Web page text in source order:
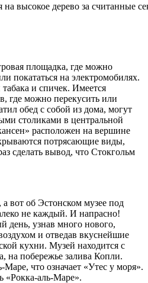
на высокое дерево за считанные
площадка, где можно
покататься на электромобилях.
и спичек. Имеется
где можно перекусить или
обед с собой из дома, могут
столиками в центральной
расположен на вершине
потрясающие виды,
сделать вывод, что Стокгольм
вот об Эстонском музее под
не каждый. И напрасно!
день, узнав много нового,
и отведав вкуснейшие
кухни. Музей находится с
на побережье залива Копли.
Маре, что означает «Утес у моря».
«Рокка-аль-Маре».